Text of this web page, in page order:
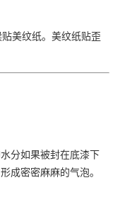
美纹纸。美纹纸贴歪
分如果被封在底漆下
成密密麻麻的气泡。